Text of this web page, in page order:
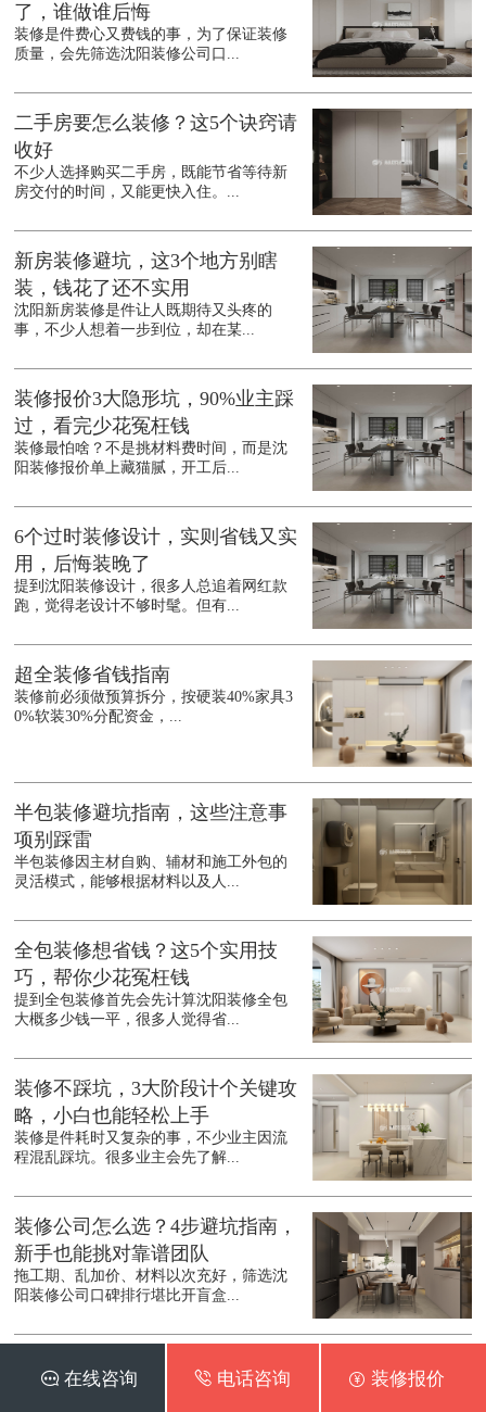
了，谁做谁后悔
装修是件费心又费钱的事，为了保证装修
质量，会先筛选沈阳装修公司口...
二手房要怎么装修？这5个诀窍请
收好
不少人选择购买二手房，既能节省等待新
房交付的时间，又能更快入住。...
新房装修避坑，这3个地方别瞎
装，钱花了还不实用
沈阳新房装修是件让人既期待又头疼的
事，不少人想着一步到位，却在某...
装修报价3大隐形坑，90%业主踩
过，看完少花冤枉钱
装修最怕啥？不是挑材料费时间，而是沈
阳装修报价单上藏猫腻，开工后...
6个过时装修设计，实则省钱又实
用，后悔装晚了
提到沈阳装修设计，很多人总追着网红款
跑，觉得老设计不够时髦。但有...
超全装修省钱指南
装修前必须做预算拆分，按硬装40%家具3
0%软装30%分配资金，...
半包装修避坑指南，这些注意事
项别踩雷
半包装修因主材自购、辅材和施工外包的
灵活模式，能够根据材料以及人...
全包装修想省钱？这5个实用技
巧，帮你少花冤枉钱
提到全包装修首先会先计算沈阳装修全包
大概多少钱一平，很多人觉得省...
装修不踩坑，3大阶段计个关键攻
略，小白也能轻松上手
装修是件耗时又复杂的事，不少业主因流
程混乱踩坑。很多业主会先了解...
装修公司怎么选？4步避坑指南，
新手也能挑对靠谱团队
拖工期、乱加价、材料以次充好，筛选沈
阳装修公司口碑排行堪比开盲盒...
二手房装修别乱花钱，这5个地方
能省则省，实用又靠谱
 在线咨询  电话咨询  装修报价